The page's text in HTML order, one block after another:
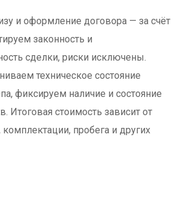
и оформление договора — за счёт
законность и
сделки, риски исключены.
техническое состояние
фиксируем наличие и состояние
Итоговая стоимость зависит от
пробега и других